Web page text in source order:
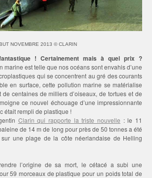
NOVEMBRE 2013 © CLARIN
! Certainement mais à quel prix ?
marine est telle que nos océans sont envahis d’une
qui se concentrent au gré des courants
en surface, cette pollution marine se matérialise
centaines de milliers d’oiseaux, de tortues et de
ce nouvel échouage d’une impressionnante
était rempli de plastique !
Clarin qui rapporte la triste nouvelle : le 11
de 14 m de long pour près de 50 tonnes a été
sur une plage de la côte néerlandaise de Helling
l’origine de sa mort, le cétacé a subi une
59 morceaux de plastique pour un poids total de